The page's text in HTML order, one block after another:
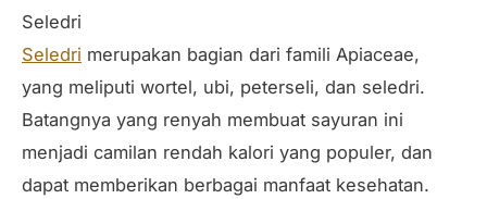
Seledri
Seledri merupakan bagian dari famili Apiaceae,
yang meliputi wortel, ubi, peterseli, dan seledri.
Batangnya yang renyah membuat sayuran ini
menjadi camilan rendah kalori yang populer, dan
dapat memberikan berbagai manfaat kesehatan.